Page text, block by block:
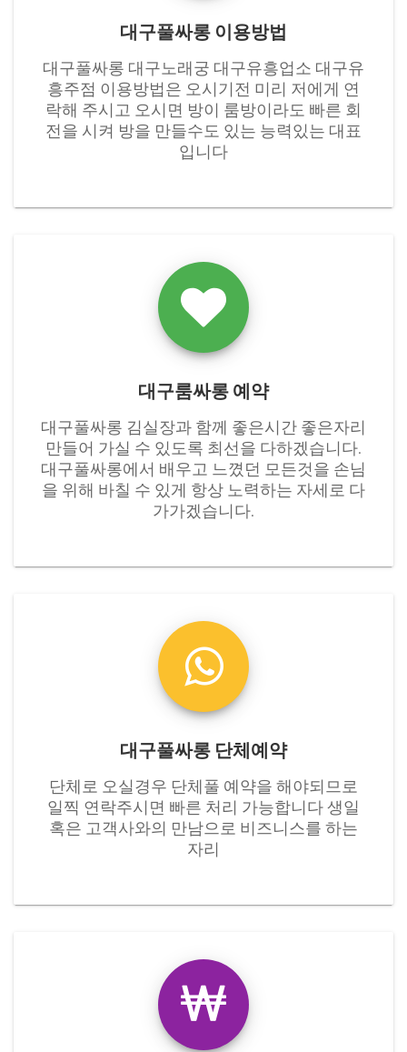
대구풀싸롱 이용방법
대구풀싸롱 대구노래궁 대구유흥업소 대구유
흥주점 이용방법은 오시기전 미리 저에게 연
락해 주시고 오시면 방이 룸방이라도 빠른 회
전을 시켜 방을 만들수도 있는 능력있는 대표
입니다
대구룸싸롱 예약
대구풀싸롱 김실장과 함께 좋은시간 좋은자리
만들어 가실 수 있도록 최선을 다하겠습니다.
대구풀싸롱에서 배우고 느꼈던 모든것을 손님
을 위해 바칠 수 있게 항상 노력하는 자세로 다
가가겠습니다.
대구풀싸롱 단체예약
​단체로 오실경우 단체풀 예약을 해야되므로
일찍 연락주시면 빠른 처리 가능합니다 생일
혹은 고객사와의 만남으로 비즈니스를 하는
자리